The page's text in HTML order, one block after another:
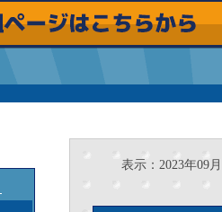
表示：2023年09月